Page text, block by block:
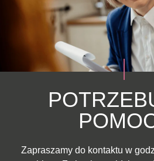
Zapraszamy do kontaktu w